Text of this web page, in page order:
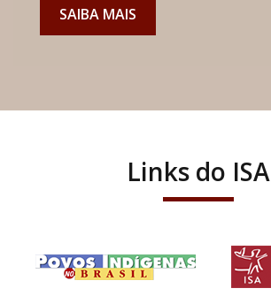
SAIBA MAIS
Links do ISA